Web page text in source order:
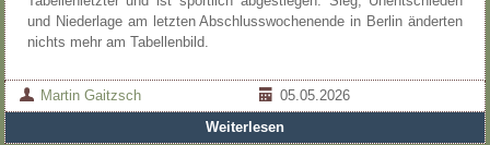
und Niederlage am letzten Abschlusswochenende in Berlin änderten
nichts mehr am Tabellenbild.
Martin Gaitzsch
05.05.2026
Weiterlesen